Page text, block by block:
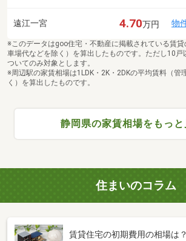
遠江一宮 4.70万円 物
※このデータはgoo住宅・不動産に掲載されている賃
車場代などを除く）を算出したものです。ただし10戸
ついてのみ対象とします。
※周辺駅の家賃相場は1LDK・2K・2DKの平均賃料（管
く）を算出したものです。
静岡県の家賃相場をもっと
住まいのコラム
賃貸住宅の初期費用の相場は